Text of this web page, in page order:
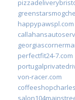
happypawspl.com
perfectfit24-7.com
von-racer.com